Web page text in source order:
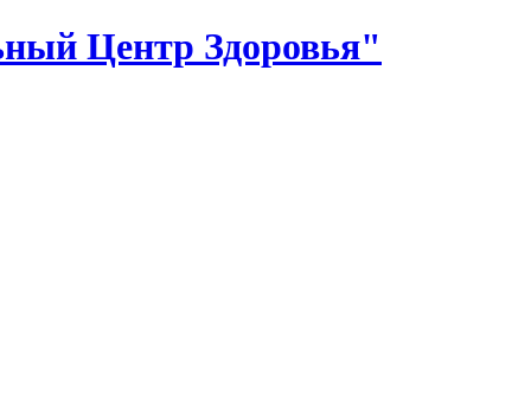
Центр Здоровья"